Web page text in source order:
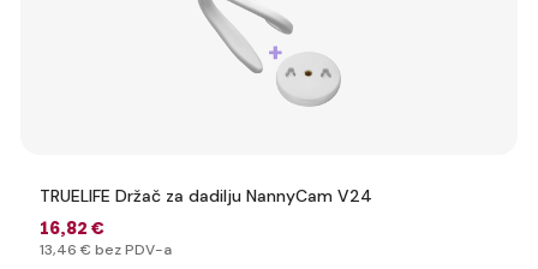
TRUELIFE Držač za dadilju NannyCam V24
16,82 €
13,46 € bez PDV-a